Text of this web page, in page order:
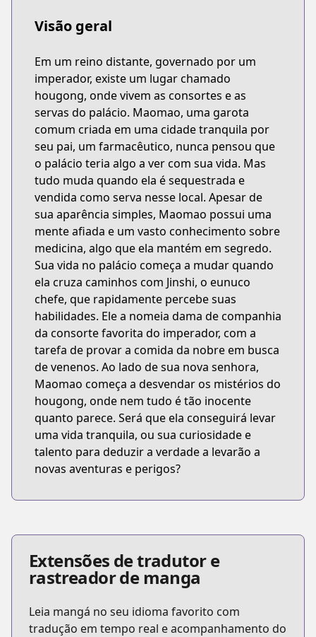
Visão geral
Em um reino distante, governado por um
imperador, existe um lugar chamado
hougong, onde vivem as consortes e as
servas do palácio. Maomao, uma garota
comum criada em uma cidade tranquila por
seu pai, um farmacêutico, nunca pensou que
o palácio teria algo a ver com sua vida. Mas
tudo muda quando ela é sequestrada e
vendida como serva nesse local. Apesar de
sua aparência simples, Maomao possui uma
mente afiada e um vasto conhecimento sobre
medicina, algo que ela mantém em segredo.
Sua vida no palácio começa a mudar quando
ela cruza caminhos com Jinshi, o eunuco
chefe, que rapidamente percebe suas
habilidades. Ele a nomeia dama de companhia
da consorte favorita do imperador, com a
tarefa de provar a comida da nobre em busca
de venenos. Ao lado de sua nova senhora,
Maomao começa a desvendar os mistérios do
hougong, onde nem tudo é tão inocente
quanto parece. Será que ela conseguirá levar
uma vida tranquila, ou sua curiosidade e
talento para deduzir a verdade a levarão a
novas aventuras e perigos?
Extensões de tradutor e
rastreador de manga
Leia mangá no seu idioma favorito com
tradução em tempo real e acompanhamento do